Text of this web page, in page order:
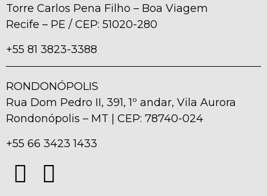
Torre Carlos Pena Filho – Boa Viagem
Recife – PE / CEP: 51020-280
+55 81 3823-3388
RONDONÓPOLIS
Rua Dom Pedro II, 391, 1º andar, Vila Aurora
Rondonópolis – MT | CEP: 78740-024
+55 66 3423 1433